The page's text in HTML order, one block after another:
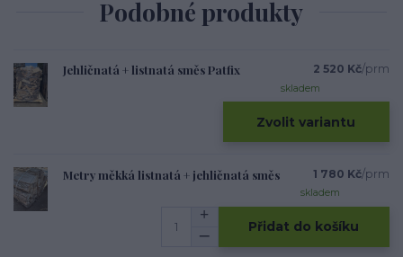
Podobné produkty
Jehličnatá + listnatá směs Patfix 2 520 Kč/prm
skladem
Zvolit variantu
Metry měkká listnatá + jehličnatá směs 1 780 Kč/prm
skladem
Přidat do košíku